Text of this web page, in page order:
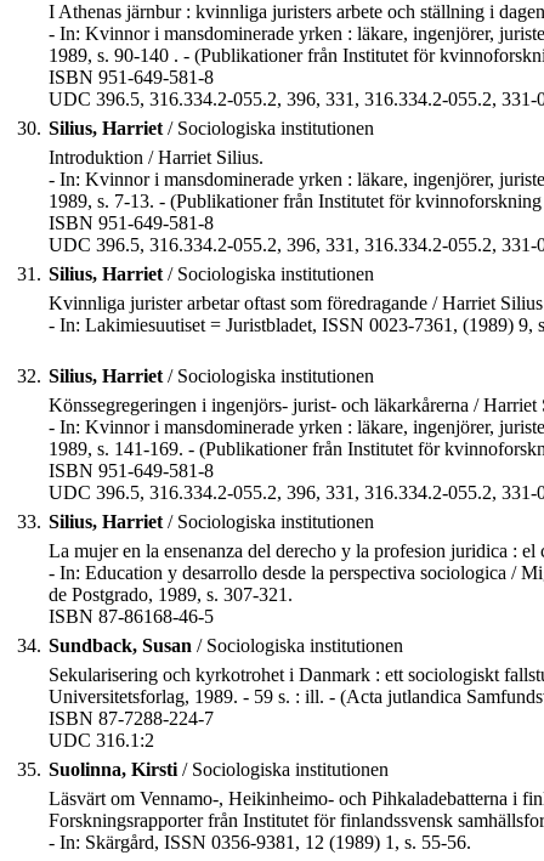
I Athenas järnbur : kvinnliga juristers arbete och ställning i
- In: Kvinnor i mansdominerade yrken : läkare, ingenjörer,
1989, s. 90-140 . - (Publikationer från Institutet för
ISBN 951-649-581-8
UDC 396.5, 316.334.2-055.2, 396, 331, 316.334.2-055.2, 331-
30. Silius, Harriet/ Sociologiska institutionen
Introduktion / Harriet Silius.
- In: Kvinnor i mansdominerade yrken : läkare, ingenjörer,
1989, s. 7-13. - (Publikationer från Institutet för
ISBN 951-649-581-8
UDC 396.5, 316.334.2-055.2, 396, 331, 316.334.2-055.2, 331-
31. Silius, Harriet/ Sociologiska institutionen
Kvinnliga jurister arbetar oftast som föredragande / Harriet
- In: Lakimiesuutiset = Juristbladet, ISSN 0023-7361, (1989) 9,
32. Silius, Harriet/ Sociologiska institutionen
Könssegregeringen i ingenjörs- jurist- och läkarkårerna / Harriet
- In: Kvinnor i mansdominerade yrken : läkare, ingenjörer,
1989, s. 141-169. - (Publikationer från Institutet för
ISBN 951-649-581-8
UDC 396.5, 316.334.2-055.2, 396, 331, 316.334.2-055.2, 331-
33. Silius, Harriet/ Sociologiska institutionen
La mujer en la ensenanza del derecho y la profesion juridica :
- In: Education y desarrollo desde la perspectiva sociologica /
de Postgrado, 1989, s. 307-321.
ISBN 87-86168-46-5
34. Sundback, Susan / Sociologiska institutionen
Sekularisering och kyrkotrohet i Danmark : ett sociologiskt
Universitetsforlag, 1989. - 59 s. : ill. - (Acta jutlandica
ISBN 87-7288-224-7
UDC 316.1:2
35. Suolinna, Kirsti/ Sociologiska institutionen
Läsvärt om Vennamo-, Heikinheimo- och Pihkaladebatterna i
Forskningsrapporter från Institutet för finlandssvensk
- In: Skärgård, ISSN 0356-9381, 12 (1989) 1, s. 55-56.